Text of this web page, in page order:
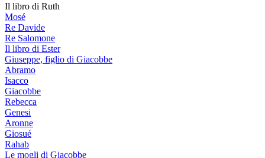
Il libro di Ruth
Mosé
Re Davide
Re Salomone
Il libro di Ester
Giuseppe, figlio di Giacobbe
Abramo
Isacco
Giacobbe
Rebecca
Genesi
Aronne
Giosué
Rahab
Le mogli di Giacobbe